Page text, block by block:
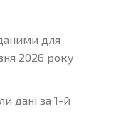
для
2026 року
дані за 1-й